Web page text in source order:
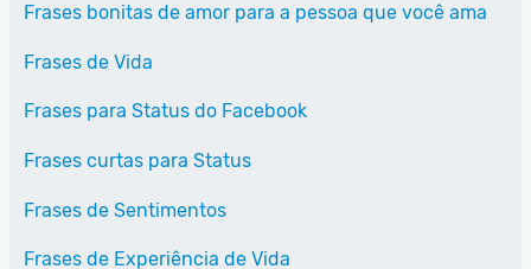
Frases bonitas de amor para a pessoa que você ama
Frases de Vida
Frases para Status do Facebook
Frases curtas para Status
Frases de Sentimentos
Frases de Experiência de Vida